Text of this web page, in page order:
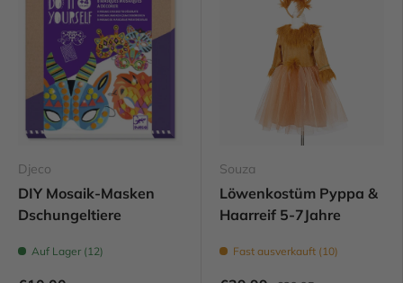
Djeco
DIY Mosaik-Masken
Dschungeltiere
Auf Lager (12)
Souza
Löwenkostüm Pyppa &
Haarreif 5-7Jahre
Fast ausverkauft (10)